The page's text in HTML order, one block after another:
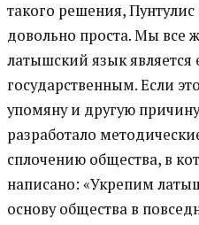
такого решения,
довольно проста. Мы все
латышский язык
государственным. Если
упомяну и другую
разработало
сплочению общества, в
написано: «Укрепим
основу общества в